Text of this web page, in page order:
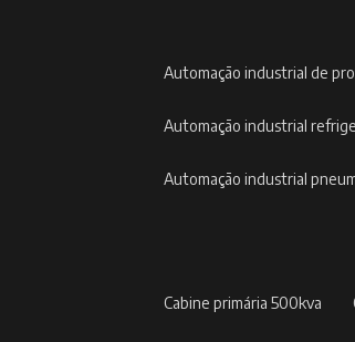
automação industrial de
automação industrial
automação industrial
cabine primária 500kva